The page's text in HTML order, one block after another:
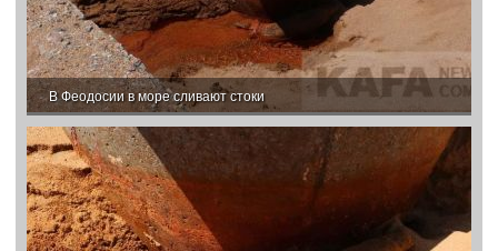
В Феодосии в море сливают стоки